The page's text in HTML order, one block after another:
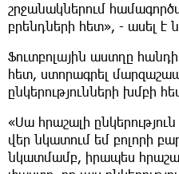
շրջանակներում
բրենդների հետ», - ասել է
Ֆուտբոլային աստղը
հետ, ստորագրել
ընկերությունների խմբի
«Սա հրաշալի
վեր նկատում եմ բոլորի
նկատմամբ, իրապես